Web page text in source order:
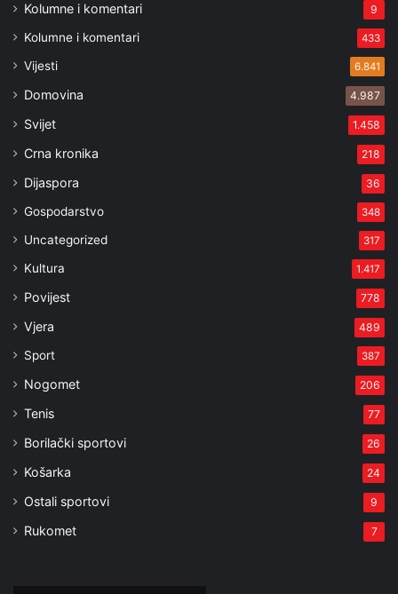
Kolumne i komentari 9
Kolumne i komentari 433
Vijesti 6.841
Domovina 4.987
Svijet 1.458
Crna kronika 218
Dijaspora 36
Gospodarstvo 348
Uncategorized 317
Kultura 1.417
Povijest 778
Vjera 489
Sport 387
Nogomet 206
Tenis 77
Borilački sportovi 26
Košarka 24
Ostali sportovi 9
Rukomet 7